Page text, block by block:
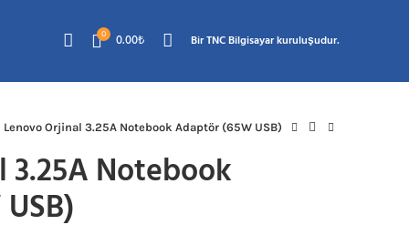
0 0.00₺ Bir TNC Bilgisayar kuruluşudur.
Lenovo Orjinal 3.25A Notebook Adaptör (65W USB)
3.25A Notebook